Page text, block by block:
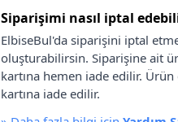
Siparişimi nasıl iptal
ElbiseBul'da siparişini iptal
oluşturabilirsin. Siparişine ait
kartına hemen iade edilir.
kartına iade edilir.